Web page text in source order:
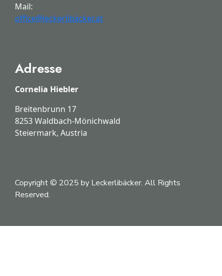
Adresse
Cornelia Hiebler
Breitenbrunn 17
8253 Waldbach-Mönichwald
Steiermark, Austria
Mail:
office@leckerlibäcker.at
Copyright © 2025 by Leckerlibäcker. All Rights
Reserved.